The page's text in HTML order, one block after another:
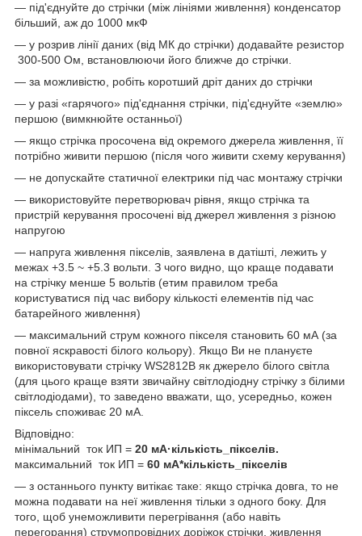
— під'єднуйте до стрічки (між лініями живлення) конденсатор
більший, аж до 1000 мкФ
— у розрив лінії даних (від МК до стрічки) додавайте резистор
300-500 Ом, встановлюючи його ближче до стрічки.
— за можливістю, робіть коротший дріт даних до стрічки
— у разі «гарячого» під'єднання стрічки, під'єднуйте «землю»
першою (вимкнюйте останньої)
— якщо стрічка просочена від окремого джерела живлення, її
потрібно живити першою (після чого живити схему керування)
— не допускайте статичної електрики під час монтажу стрічки
— використовуйте перетворювач рівня, якщо стрічка та
пристрій керування просочені від джерел живлення з різною
напругою
— напруга живлення пікселів, заявлена в датішті, лежить у
межах +3.5 ~ +5.3 вольти. З чого видно, що краще подавати
на стрічку менше 5 вольтів (етим правилом треба
користуватися під час вибору кількості елементів під час
батарейного живлення)
— максимальний струм кожного пікселя становить 60 мА (за
повної яскравості білого кольору). Якщо Ви не плануєте
використовувати стрічку WS2812B як джерело білого світла
(для цього краще взяти звичайну світлодіодну стрічку з білими
світлодіодами), то заведено вважати, що, усередньо, кожен
піксель споживає 20 мА.
Відповідно:
мінімальний ток ИП = 20 мА·кількість_пікселів.
максимальний ток ИП = 60 мА*кількість_пікселів
— з останнього пункту витікає таке: якщо стрічка довга, то не
можна подавати на неї живлення тільки з одного боку. Для
того, щоб унеможливити перегрівання (або навіть
перегорання) струмопровідних доріжок стрічки, живлення